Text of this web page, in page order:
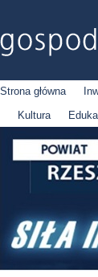
Strona główna
Kultura